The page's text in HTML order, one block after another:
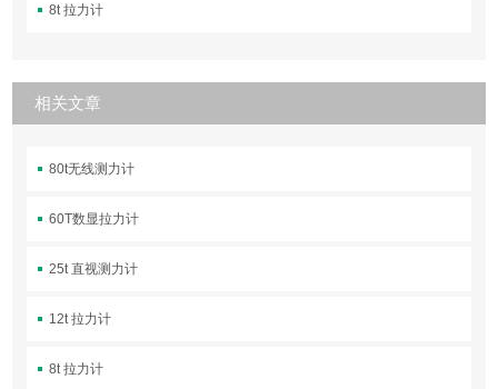
8t 拉力计
相关文章
80t无线测力计
60T数显拉力计
25t 直视测力计
12t 拉力计
8t 拉力计